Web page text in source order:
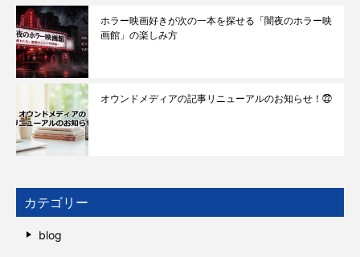
ホラー映画好きが次の一本を探せる「闇夜のホラー映
画館」の楽しみ方
オウンドメディアの記事リニューアルのお知らせ！㉒
カテゴリー
blog